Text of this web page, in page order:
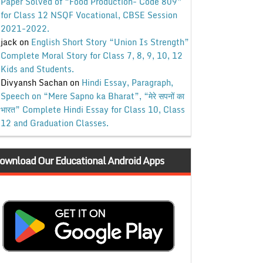
for Class 12 NSQF Vocational, CBSE Session
2021-2022.
jackon English Short Story “Union Is Strength”
Complete Moral Story for Class 7, 8, 9, 10, 12
Kids and Students.
Divyansh Sachanon Hindi Essay, Paragraph,
Speech on “Mere Sapno ka Bharat”, “मेरे सपनों का
भारत” Complete Hindi Essay for Class 10, Class
12 and Graduation Classes.
Our Educational Android Apps